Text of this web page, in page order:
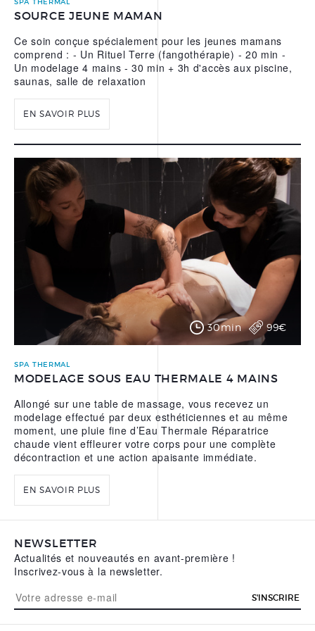
L’EAU THERMALE
NOS APPS
SOURCE JEUNE MAMAN
Ce soin conçue spécialement pour les jeunes mamans
comprend : - Un Rituel Terre (fangothérapie) - 20 min -
Un modelage 4 mains - 30 min + 3h d'accès aux piscine,
saunas, salle de relaxation
EN SAVOIR PLUS
30min 99€
SPA THERMAL
MODELAGE SOUS EAU THERMALE 4 MAINS
Allongé sur une table de massage, vous recevez un
modelage effectué par deux esthéticiennes et au même
moment, une pluie fine d’Eau Thermale Réparatrice
chaude vient effleurer votre corps pour une complète
décontraction et une action apaisante immédiate.
EN SAVOIR PLUS
NEWSLETTER
Actualités et nouveautés en avant-première !
Inscrivez-vous à la newsletter.
S'INSCRIRE